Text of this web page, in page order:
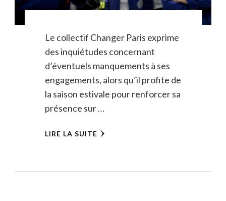
Le collectif Changer Paris exprime
des inquiétudes concernant
d’éventuels manquements à ses
engagements, alors qu’il profite de
la saison estivale pour renforcer sa
présence sur …
LIRE LA SUITE